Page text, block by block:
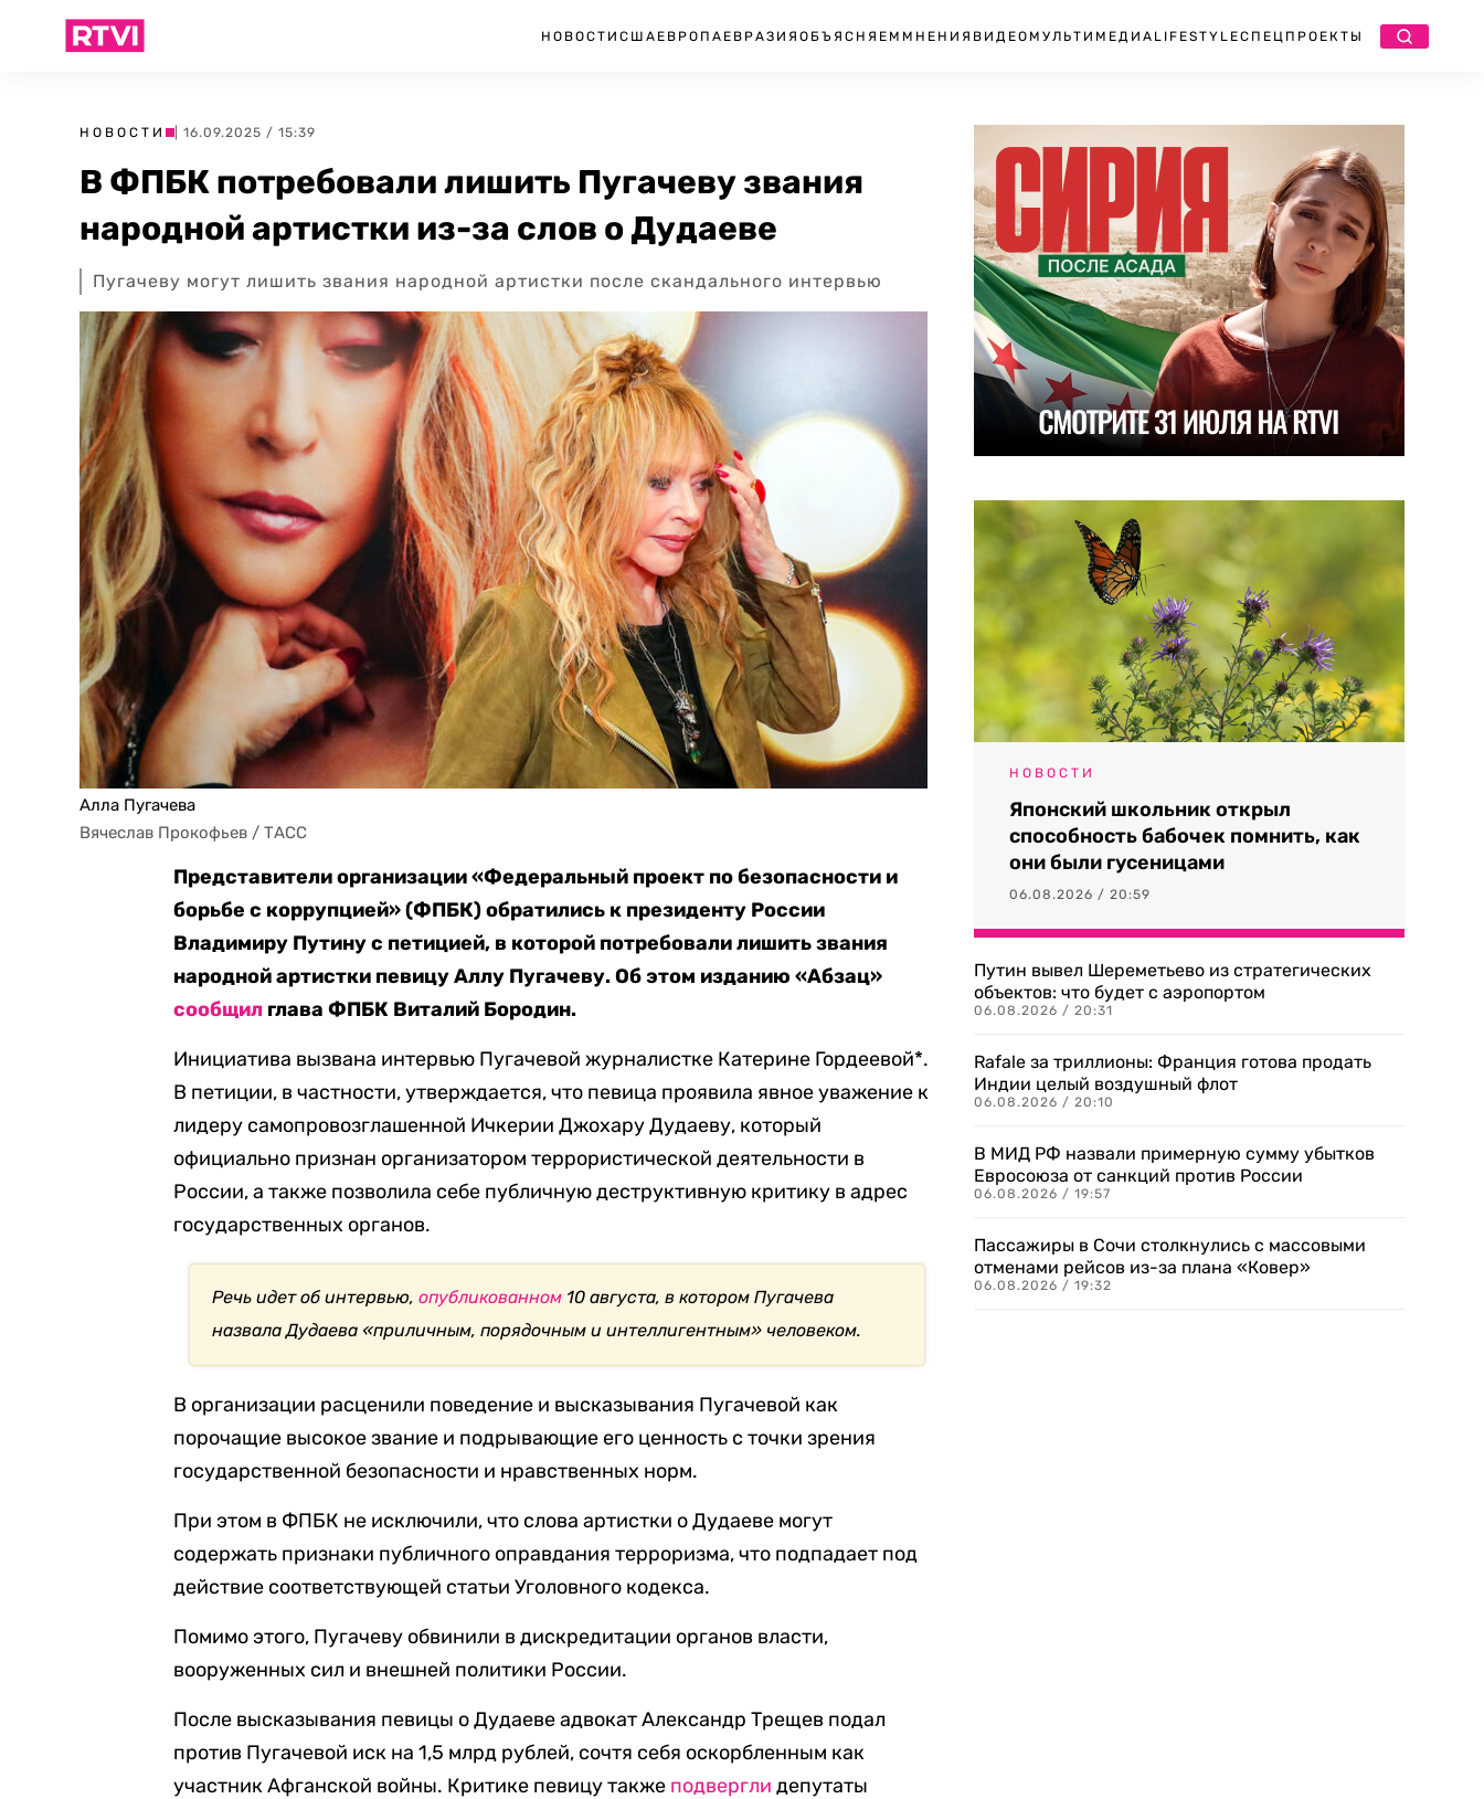
НОВОСТИ США ЕВРОПА ЕВРАЗИЯ ОБЪЯСНЯЕМ МНЕНИЯ ВИДЕО МУЛЬТИМЕДИА LIFESTYLEСПЕЦПРОЕКТЫ
НОВОСТИ | 16.09.2025 / 15:39
В ФПБК потребовали лишить Пугачеву звания
народной артистки из-за слов о Дудаеве
Пугачеву могут лишить звания народной артистки после скандального интервью
Алла Пугачева
Вячеслав Прокофьев / ТАСС
Представители организации «Федеральный проект по безопасности и
борьбе с коррупцией» (ФПБК) обратились к президенту России
Владимиру Путину с петицией, в которой потребовали лишить звания
народной артистки певицу Аллу Пугачеву. Об этом изданию «Абзац»
сообщил глава ФПБК Виталий Бородин.
Инициатива вызвана интервью Пугачевой журналистке Катерине Гордеевой*.
В петиции, в частности, утверждается, что певица проявила явное уважение к
лидеру самопровозглашенной Ичкерии Джохару Дудаеву, который
официально признан организатором террористической деятельности в
России, а также позволила себе публичную деструктивную критику в адрес
государственных органов.
Речь идет об интервью,опубликованном 10 августа, в котором Пугачева
назвала Дудаева «приличным, порядочным и интеллигентным» человеком.
В организации расценили поведение и высказывания Пугачевой как
порочащие высокое звание и подрывающие его ценность с точки зрения
государственной безопасности и нравственных норм.
При этом в ФПБК не исключили, что слова артистки о Дудаеве могут
содержать признаки публичного оправдания терроризма, что подпадает под
действие соответствующей статьи Уголовного кодекса.
Помимо этого, Пугачеву обвинили в дискредитации органов власти,
вооруженных сил и внешней политики России.
После высказывания певицы о Дудаеве адвокат Александр Трещев подал
против Пугачевой иск на 1,5 млрд рублей, сочтя себя оскорбленным как
участник Афганской войны. Критике певицу также подвергли депутаты
НОВОСТИ
Японский школьник открыл
способность бабочек помнить, как
они были гусеницами
06.08.2026 / 20:59
Путин вывел Шереметьево из стратегических
объектов: что будет с аэропортом
06.08.2026 / 20:31
Rafale за триллионы: Франция готова продать
Индии целый воздушный флот
06.08.2026 / 20:10
В МИД РФ назвали примерную сумму убытков
Евросоюза от санкций против России
06.08.2026 / 19:57
Пассажиры в Сочи столкнулись с массовыми
отменами рейсов из-за плана «Ковер»
06.08.2026 / 19:32